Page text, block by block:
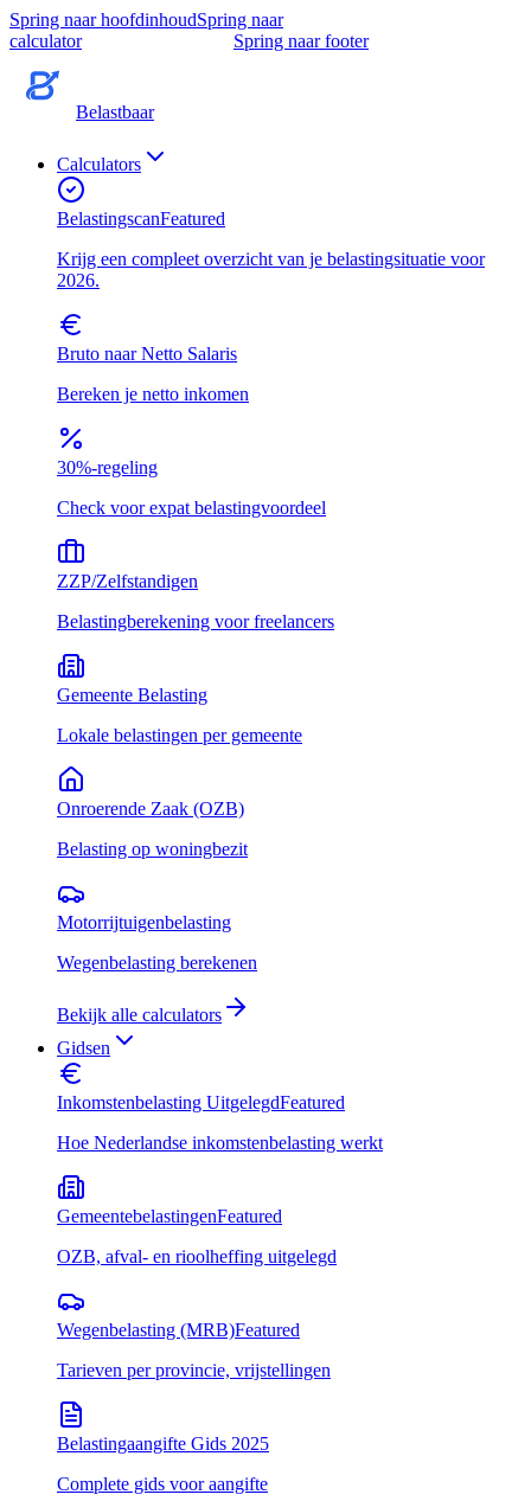
Spring naar hoofdinhoudSpring naar
calculator
Spring naar footer
Belastbaar
Calculators
BelastingscanFeatured
Krijg een compleet overzicht van je belastingsituatie voor
2026.
Bruto naar Netto Salaris
Bereken je netto inkomen
30%-regeling
Check voor expat belastingvoordeel
ZZP/Zelfstandigen
Belastingberekening voor freelancers
Gemeente Belasting
Lokale belastingen per gemeente
Onroerende Zaak (OZB)
Belasting op woningbezit
Motorrijtuigenbelasting
Wegenbelasting berekenen
Bekijk alle calculators
Gidsen
Inkomstenbelasting UitgelegdFeatured
Hoe Nederlandse inkomstenbelasting werkt
GemeentebelastingenFeatured
OZB, afval- en rioolheffing uitgelegd
Wegenbelasting (MRB)Featured
Tarieven per provincie, vrijstellingen
Belastingaangifte Gids 2025
Complete gids voor aangifte